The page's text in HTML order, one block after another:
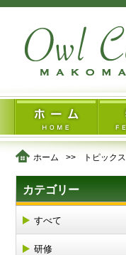
ホーム トピックス
カテゴリー
すべて
研修